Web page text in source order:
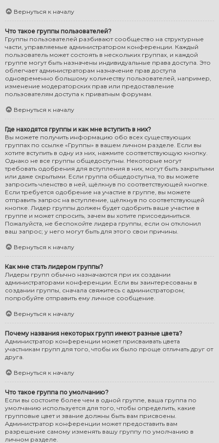
Вернуться к началу
Что такое группы пользователей?
Группы пользователей разбивают сообщество на структурные
части, управляемые администратором конференции. Каждый
пользователь может состоять в нескольких группах, и каждой
группе могут быть назначены индивидуальные права доступа. Это
облегчает администраторам назначение прав доступа
одновременно большому количеству пользователей, например,
изменение модераторских прав или предоставление
пользователям доступа к приватным форумам.
Вернуться к началу
Где находятся группы и как мне вступить в них?
Вы можете получить информацию обо всех существующих
группах по ссылке «Группы» в вашем личном разделе. Если вы
хотите вступить в одну из них, нажмите соответствующую кнопку.
Однако не все группы общедоступны. Некоторые могут
требовать одобрения для вступления в них, могут быть закрытыми
или даже скрытыми. Если группа общедоступна, то вы можете
запросить членство в ней, щёлкнув по соответствующей кнопке.
Если требуется одобрение на участие в группе, вы можете
отправить запрос на вступление, щёлкнув по соответствующей
кнопке. Лидер группы должен будет одобрить ваше участие в
группе и может спросить, зачем вы хотите присоединиться.
Пожалуйста, не беспокойте лидера группы, если он отклонил
ваш запрос; у него могут быть для этого свои причины.
Вернуться к началу
Как мне стать лидером группы?
Лидеры групп обычно назначаются при их создании
администраторами конференции. Если вы заинтересованы в
создании группы, сначала свяжитесь с администратором;
попробуйте отправить ему личное сообщение.
Вернуться к началу
Почему названия некоторых групп имеют разные цвета?
Администратор конференции может присваивать цвета
участникам групп для того, чтобы их было проще отличать друг от
друга.
Вернуться к началу
Что такое группа по умолчанию?
Если вы состоите более чем в одной группе, ваша группа по
умолчанию используется для того, чтобы определить, какие
групповые цвет и звание должны быть вам присвоены.
Администратор конференции может предоставить вам
разрешение самому изменять вашу группу по умолчанию в
личном разделе.